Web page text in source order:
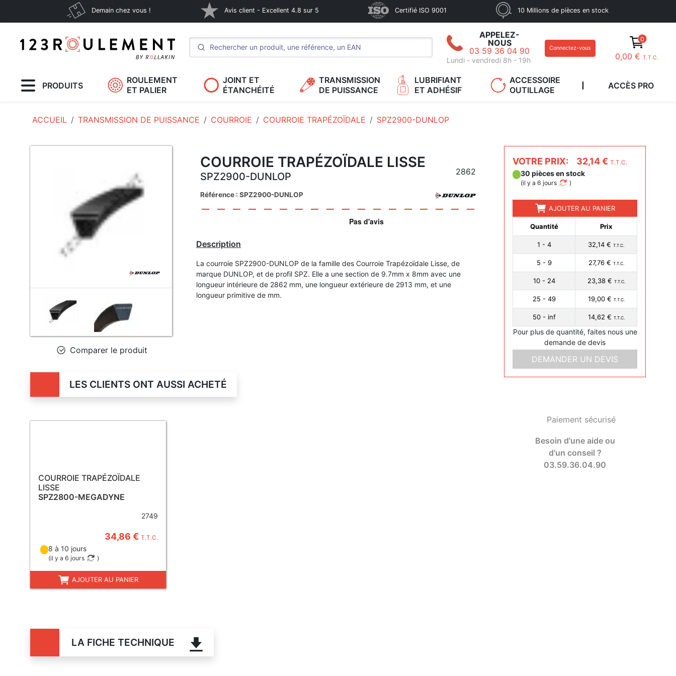
Demain chez vous ! Avis client - Excellent 4.8 sur 5 Certifié ISO 9001 10 Millions de pièces en stock
APPELEZ-
NOUS
03 59 36 04 90
Lundi - vendredi 8h - 19h
Connectez-vous
0
0,00 € T.T.C.
PRODUITS
ROULEMENT
ET PALIER
JOINT ET
ÉTANCHÉITÉ
TRANSMISSION
DE PUISSANCE
LUBRIFIANT
ET ADHÉSIF
ACCESSOIRE
OUTILLAGE
ACCÈS PRO
ACCUEIL TRANSMISSION DE PUISSANCE COURROIE COURROIE TRAPÉZOÏDALE SPZ2900-DUNLOP
Comparer le produit
COURROIE TRAPÉZOÏDALE LISSE
SPZ2900-DUNLOP 2862
Référence : SPZ2900-DUNLOP
Description
La courroie SPZ2900-DUNLOP de la famille des Courroie Trapézoïdale Lisse, de
marque DUNLOP, et de profil SPZ. Elle a une section de 9.7mm x 8mm avec une
longueur intérieure de 2862 mm, une longueur extérieure de 2913 mm, et une
longueur primitive de mm.
VOTRE PRIX: 32,14 € T.T.C.
30 pièces en stock
(il y a 6 jours )
AJOUTER AU PANIER
Quantité Prix
1 - 4 32,14 € T.T.C.
5 - 9 27,76 € T.T.C.
10 - 24 23,38 € T.T.C.
25 - 49 19,00 € T.T.C.
50 - inf 14,62 € T.T.C.
Pour plus de quantité, faites nous une
demande de devis
DEMANDER UN DEVIS
Paiement sécurisé
Besoin d'une aide ou
d'un conseil ?
03.59.36.04.90
LES CLIENTS ONT AUSSI ACHETÉ
COURROIE TRAPÉZOÏDALE
LISSE
SPZ2800-MEGADYNE
2749
34,86 € T.T.C.
8 à 10 jours
(il y a 6 jours )
AJOUTER AU PANIER
LA FICHE TECHNIQUE